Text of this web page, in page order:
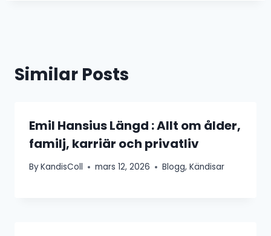
Similar Posts
Emil Hansius Längd : Allt om ålder,
familj, karriär och privatliv
ByKandisColl mars 12, 2026 Blogg,Kändisar